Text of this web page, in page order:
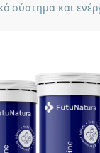
σύστημα και